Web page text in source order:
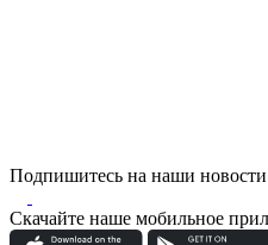
Подпишитесь на наши новости
Скачайте наше мобильное